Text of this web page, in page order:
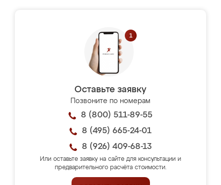
Оставьте заявку
Позвоните по номерам
8 (800) 511-89-55
8 (495) 665-24-01
8 (926) 409-68-13
Или оставьте заявку на сайте для консультации и
предварительного расчёта стоимости.